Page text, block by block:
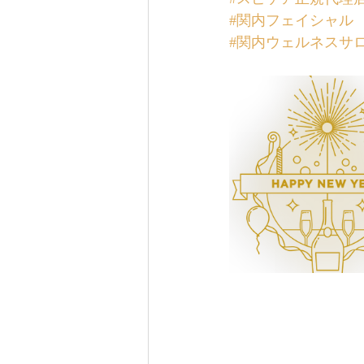
#関内フェイシャル
#関内ウェルネスサ